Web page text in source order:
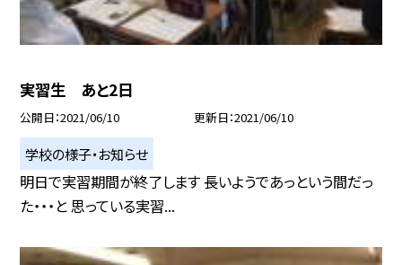
実習生 あと2日
公開日 2021/06/10 更新日 2021/06/10
学校の様子・お知らせ
明日で実習期間が終了します 長いようであっという間だっ
た・・・と 思っている実習...